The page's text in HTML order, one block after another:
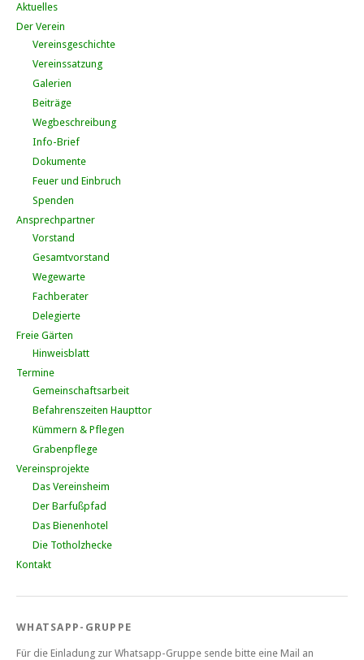
Aktuelles
Der Verein
Vereinsgeschichte
Vereinssatzung
Galerien
Beiträge
Wegbeschreibung
Info-Brief
Dokumente
Feuer und Einbruch
Spenden
Ansprechpartner
Vorstand
Gesamtvorstand
Wegewarte
Fachberater
Delegierte
Freie Gärten
Hinweisblatt
Termine
Gemeinschaftsarbeit
Befahrenszeiten Haupttor
Kümmern & Pflegen
Grabenpflege
Vereinsprojekte
Das Vereinsheim
Der Barfußpfad
Das Bienenhotel
Die Totholzhecke
Kontakt
WHATSAPP-GRUPPE
Für die Einladung zur Whatsapp-Gruppe sende bitte eine Mail an